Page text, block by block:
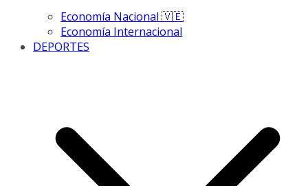
Economía Nacional 🇻🇪
Economía Internacional
DEPORTES